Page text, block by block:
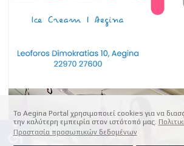
Το Aegina Portal χρησιμοποιεί cookies για να
την καλύτερη εμπειρία στον ιστότοπό μας.
Προστασία προσωπικών δεδομένων
accessible